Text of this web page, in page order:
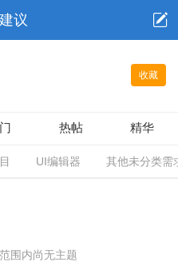
议
收藏
热帖 精华
UI编辑器 其他未分类需
围内尚无主题